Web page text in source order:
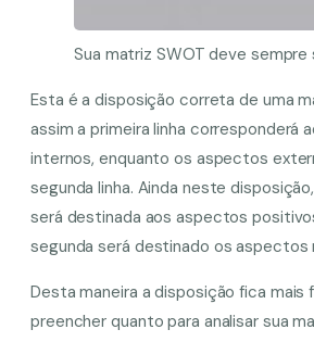
Sua matriz SWOT deve
Esta é a disposição correta de uma
assim a primeira linha corresponderá
internos, enquanto os aspectos
segunda linha. Ainda neste
será destinada aos aspectos
segunda será destinado os aspectos
Desta maneira a disposição fica mais
preencher quanto para analisar sua